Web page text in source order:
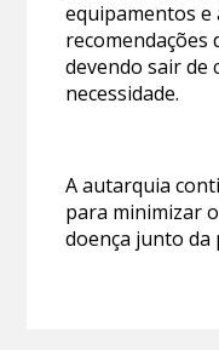
equipamentos e
recomendações
devendo sair de
necessidade.
A autarquia
para minimizar
doença junto da